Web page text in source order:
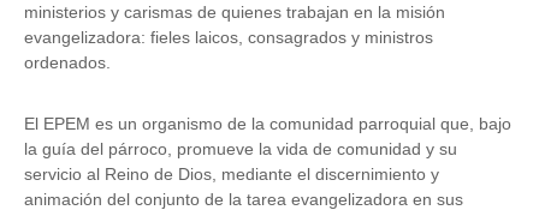
ministerios y carismas de quienes trabajan en la misión
evangelizadora: fieles laicos, consagrados y ministros
ordenados.
El EPEM es un organismo de la comunidad parroquial que, bajo
la guía del párroco, promueve la vida de comunidad y su
servicio al Reino de Dios, mediante el discernimiento y
animación del conjunto de la tarea evangelizadora en sus